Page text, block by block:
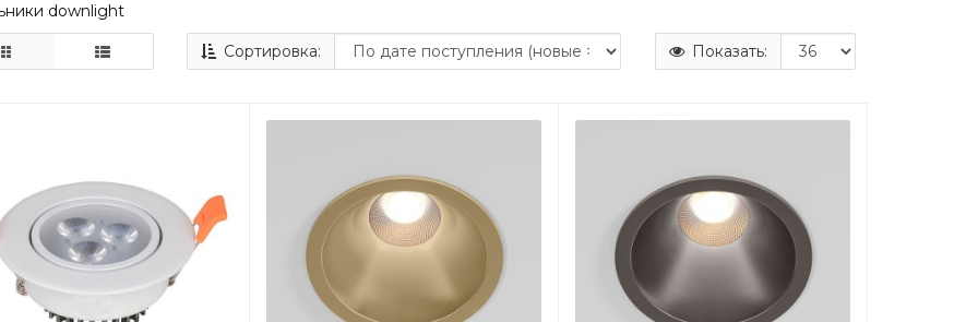
downlight
Сортировка: Показать: